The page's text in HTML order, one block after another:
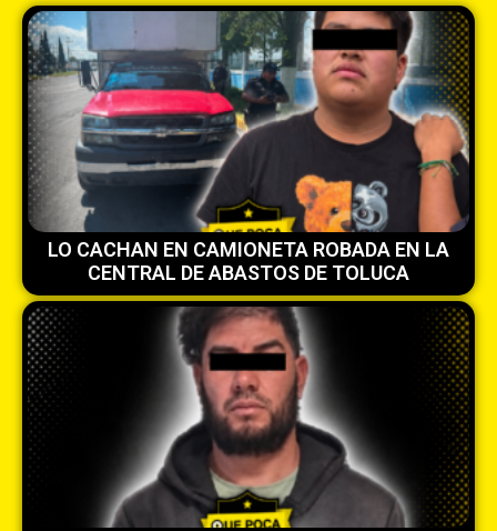
LO CACHAN EN CAMIONETA ROBADA EN LA
CENTRAL DE ABASTOS DE TOLUCA